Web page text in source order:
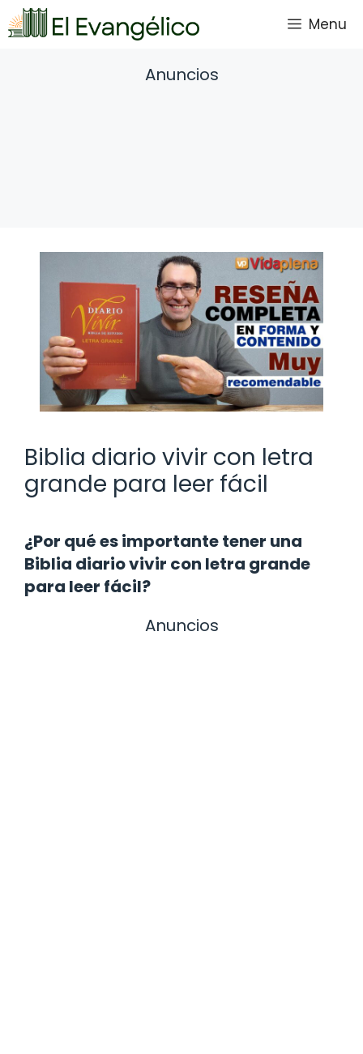
Saltar
al
Menu
Anuncios
Biblia diario vivir con letra
grande para leer fácil
¿Por qué es importante tener una
Biblia diario vivir con letra grande
para leer fácil?
Anuncios